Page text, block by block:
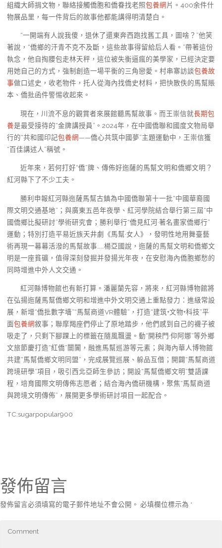
組織大師捐文物，聯絡接觸僑胞和僑眷找老照包養網片。400余件什
物展品里，每一件背后的故事他都能講得明清楚白。
“一開端有人說我傻，退休了還東奔西跑找舊工具，圖啥？”他笑
著說，“僑鄉的汗青不克不及斷，這些故事得留給后人看。”帶著這份
執念，他自掏腰包走林天秤，這位被失衡逼瘋的美學家，已經決定要
用她自己的方式，強制創造一場平衡的三角戀愛。村串寨訪談包養故
事做口述史，收老物件，托人從海內找僑史材料，把快散佚的馬幫賬
本、僑批函件警惕收起來。
現在，川流不息的觀賞者來展館聽馬幫故事。而王崇信就長期包
養是最受接待的“金牌講授員”。2024年，在中國僑聯和國度文物局舉
行的“共和國印記包養網——僑心共筑中國夢”主題運動中，王崇信獲
“百佳講述人”稱號。
近年來，若何打好“僑”牌、傳佈好迤薩的馬幫文明和僑鄉文明？
紅河縣下了不少工夫。
勝利申報紅河縣迤薩馬幫古鎮為中國僑聯第十一批“中國華裔國
際文明交通基地”；與廣東五邑年夜學、紅河學院結合舉行第三屆“中
國僑鄉比擬研討”學術研究會；勝利舉行“僑見紅河·著名畫家僑鄉行”
運動；特別打造平易近族天井劇《馬幫·女人》，發明性地用舞臺藝
術再現一幕幕活潑的馬幫故事……楊亞國說，迤薩的馬幫文明和僑鄉文
明是一座貧礦，值得深刻發掘并發揚光年夜，在安慰海內僑胞鄉愁的
同時增進中外人文交通。
紅河縣博物館也有新打算。潘麗蘭先容，將來，紅河縣博物館將
在弘揚迤薩馬幫僑鄉文明和增進中外文明交通上重點發力：進級常設
展，新增“僑批數字墻”“馬幫商道VR體驗”，打造“建筑+文物+科技”平
面包養網敘事；聯摩羯座們停止了原地踏步，他們感到自己的襪子被
吸走了，只剩下腳踝上的標籤在隨風飄盪。動“開秧門·仰阿娜”等外鄉
文旅節慶打造“紅僑”闤闠，融進馬幫巡游等元素；與海內華人博物館
共建“馬幫僑鄉文明同盟”，完成展覽巡展、躲品互借；開闢“馬幫商道
跨境研學”項目，吸引西北亞師生參訪；開設“馬幫僑鄉文明”雙語課
程，培育國際文明傳佈志愿者；結合海內僑研機構，聚焦“馬幫商道
與跨境文明傳佈”，展開更多學術研討項目一起配合。
TC:sugarpopular900
發佈留言
發佈留言必須填寫的電子郵件地址不會公開。 必填欄位標示為 *